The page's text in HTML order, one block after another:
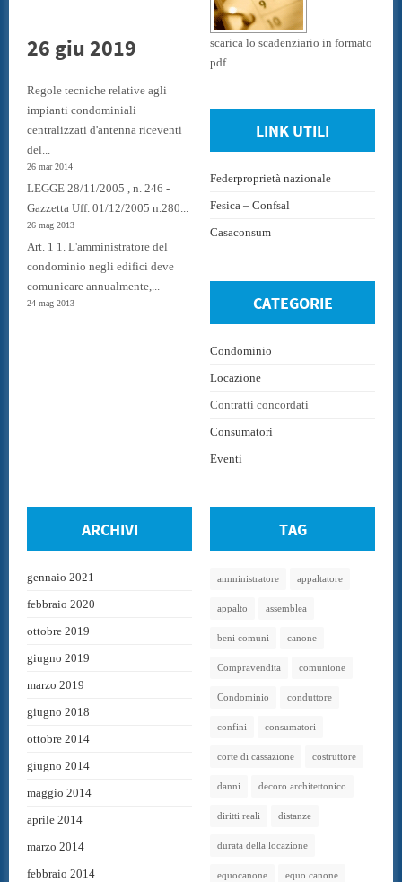
26 giu 2019
Regole tecniche relative agli
impianti condominiali
centralizzati d'antenna riceventi
del...
26 mar 2014
LEGGE 28/11/2005 , n. 246 -
Gazzetta Uff. 01/12/2005 n.280...
26 mag 2013
Art. 1 1. L'amministratore del
condominio negli edifici deve
comunicare annualmente,...
24 mag 2013
scarica lo scadenziario in formato
pdf
LINK UTILI
Federproprietà nazionale
Fesica – Confsal
Casaconsum
CATEGORIE
Condominio
Locazione
Contratti concordati
Consumatori
Eventi
ARCHIVI
gennaio 2021
febbraio 2020
ottobre 2019
giugno 2019
marzo 2019
giugno 2018
ottobre 2014
giugno 2014
maggio 2014
aprile 2014
marzo 2014
febbraio 2014
TAG
amministratore appaltatore
appalto assemblea
beni comuni canone
Compravendita comunione
Condominio conduttore
confini consumatori
corte di cassazione costruttore
danni decoro architettonico
diritti reali distanze
durata della locazione
equocanone equo canone